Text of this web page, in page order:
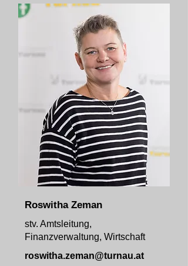
Roswitha Zeman
stv. Amtsleitung,
Finanzverwaltung, Wirtschaft
roswitha.zeman@turnau.at